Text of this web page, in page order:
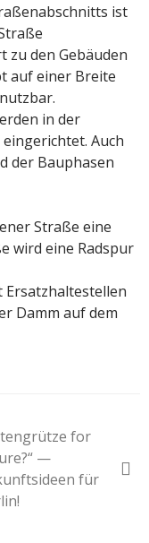
ist
zu den Gebäuden
auf einer Breite
in der
Auch
der Bauphasen
Straße eine
wird eine Radspur
Ersatzhaltestellen
Damm auf dem
for
—
für